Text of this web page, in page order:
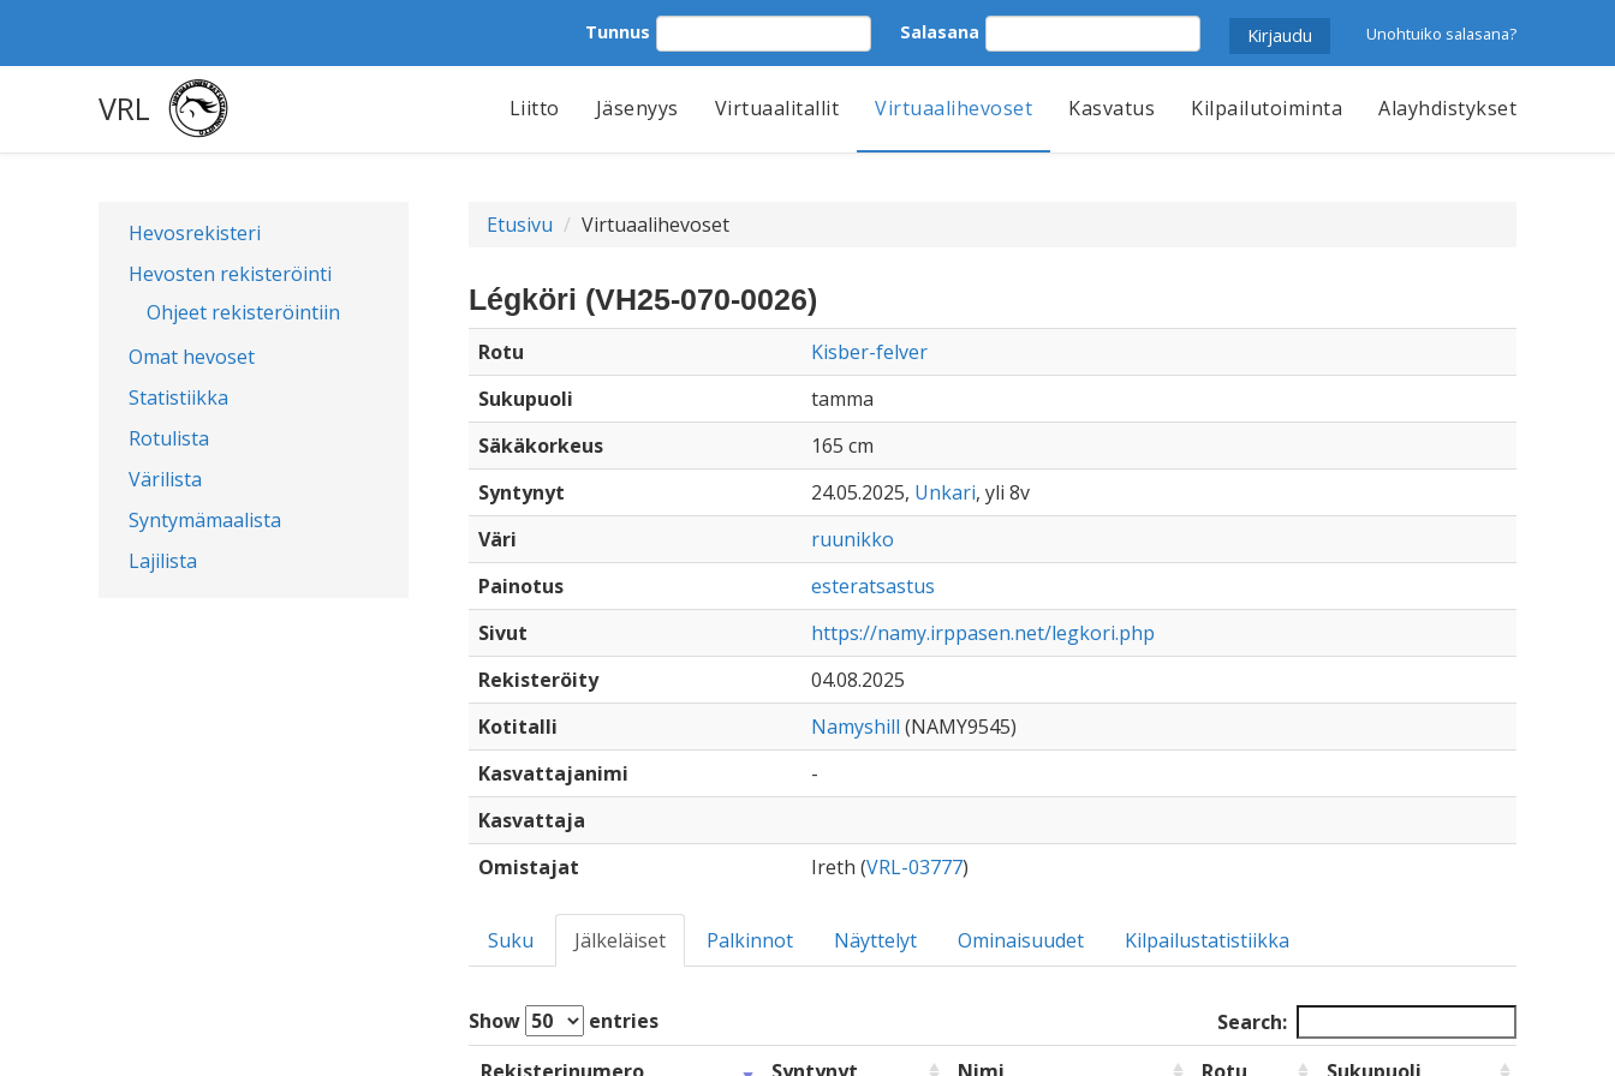
Tunnus Salasana Unohtuiko salasana?
VRL Liitto Jäsenyys Virtuaalitallit Virtuaalihevoset Kasvatus Kilpailutoiminta Alayhdistykset
Hevosrekisteri
Hevosten rekisteröinti
Ohjeet rekisteröintiin
Omat hevoset
Statistiikka
Rotulista
Värilista
Syntymämaalista
Lajilista
Etusivu Virtuaalihevoset
Légköri (VH25-070-0026)
Rotu
Kisber-felver
Sukupuoli
tamma
Säkäkorkeus
165 cm
Syntynyt
24.05.2025, Unkari, yli 8v
Väri
ruunikko
Painotus
esteratsastus
Sivut
https://namy.irppasen.net/legkori.php
Rekisteröity
04.08.2025
Kotitalli
Namyshill (NAMY9545)
Kasvattajanimi
-
Kasvattaja
Omistajat
Ireth (VRL-03777)
Suku Jälkeläiset Palkinnot Näyttelyt Ominaisuudet Kilpailustatistiikka
Show entries
Search: